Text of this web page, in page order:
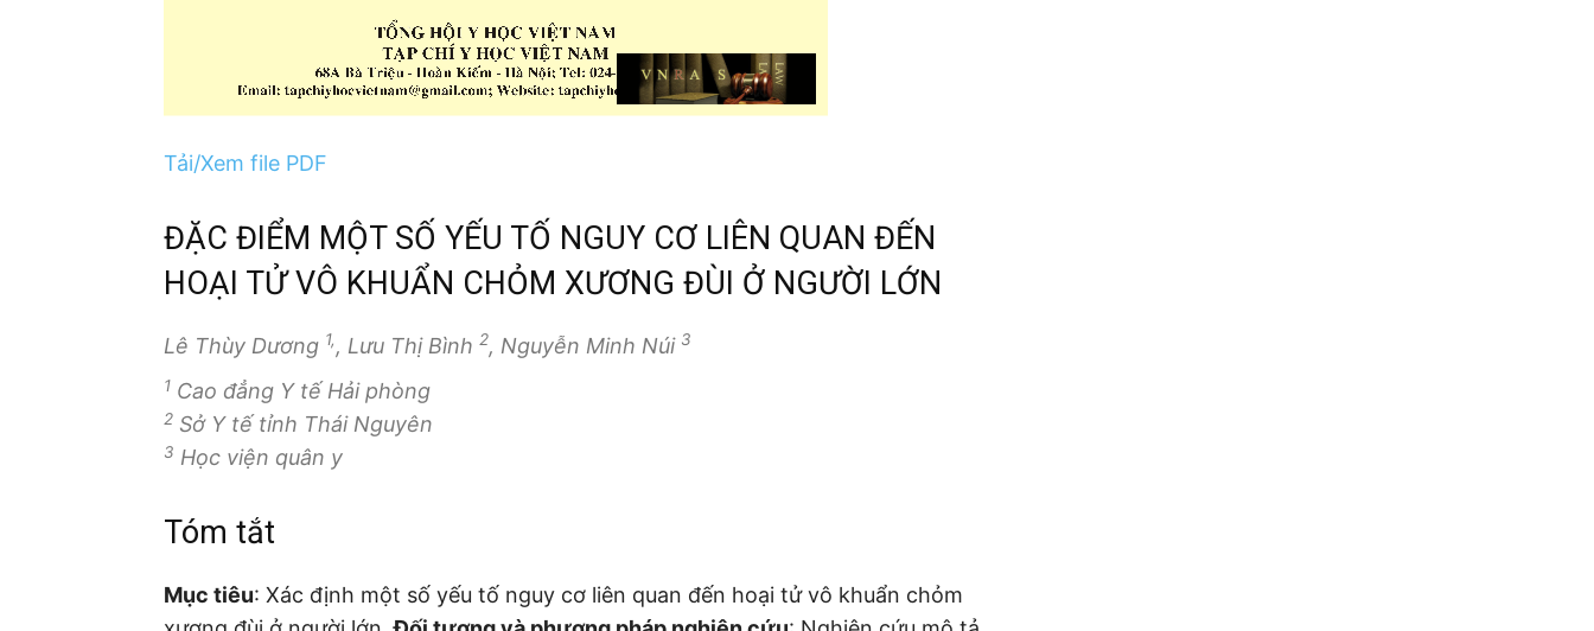
Tải/Xem file PDF
ĐẶC ĐIỂM MỘT SỐ YẾU TỐ NGUY CƠ LIÊN QUAN ĐẾN
HOẠI TỬ VÔ KHUẨN CHỎM XƯƠNG ĐÙI Ở NGƯỜI LỚN
Lê Thùy Dương 1,, Lưu Thị Bình 2, Nguyễn Minh Núi 3
1 Cao đẳng Y tế Hải phòng
2 Sở Y tế tỉnh Thái Nguyên
3 Học viện quân y
Tóm tắt
Mục tiêu: Xác định một số yếu tố nguy cơ liên quan đến hoại tử vô khuẩn chỏm